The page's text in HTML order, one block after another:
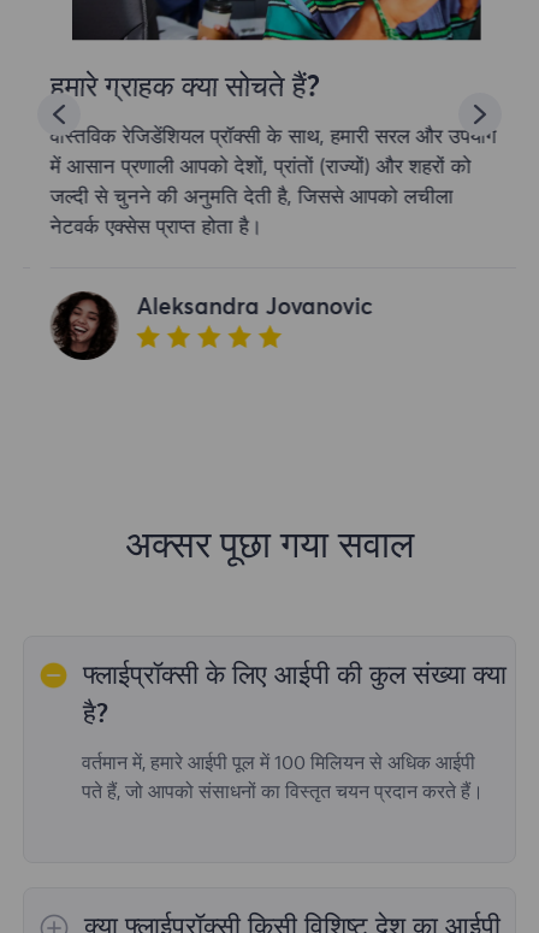
हमारे ग्राहक क्या सोचते हैं?
वास्तविक रेजिडेंशियल प्रॉक्सी के साथ, हमारी सरल और उपयोग
में आसान प्रणाली आपको देशों, प्रांतों (राज्यों) और शहरों को
जल्दी से चुनने की अनुमति देती है, जिससे आपको लचीला
नेटवर्क एक्सेस प्राप्त होता है।
Aleksandra Jovanovic
अक्सर पूछा गया सवाल
फ्लाईप्रॉक्सी के लिए आईपी की कुल संख्या क्या
है?
वर्तमान में, हमारे आईपी पूल में 100 मिलियन से अधिक आईपी
पते हैं, जो आपको संसाधनों का विस्तृत चयन प्रदान करते हैं।